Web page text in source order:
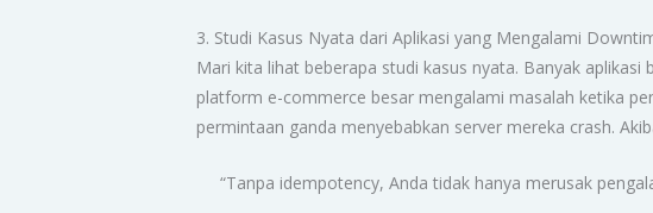
3. Studi Kasus Nyata dari Aplikasi yang Mengalami
Mari kita lihat beberapa studi kasus nyata. Banyak
platform e-commerce besar mengalami masalah ketika
permintaan ganda menyebabkan server mereka crash.
“Tanpa idempotency, Anda tidak hanya merusak